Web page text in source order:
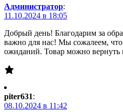
Администратор:
11.10.2024 в 18:05
Добрый день! Благодарим за
важно для нас! Мы сожалеем,
ожиданий. Товар можно вернуть
piter631:
08.10.2024 в 11:42